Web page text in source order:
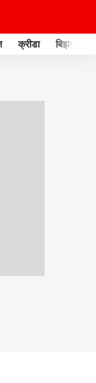
क्रीडा बिझनेस